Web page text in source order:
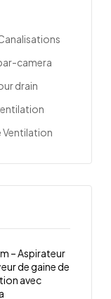
camera
drain
Ventilation
– Aspirateur
de gaine de
avec